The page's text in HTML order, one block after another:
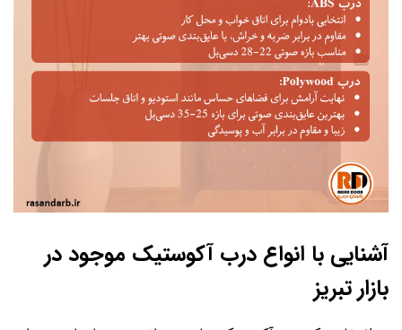
آشنایی با انواع درب آکوستیک موجود در
بازار تبریز